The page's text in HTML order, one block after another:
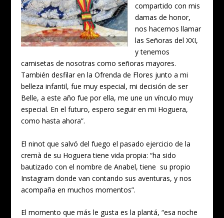
compartido con mis
damas de honor,
nos hacemos llamar
las Señoras del XXI,
y tenemos
camisetas de nosotras como señoras mayores.
También desfilar en la Ofrenda de Flores junto a mi
belleza infantil, fue muy especial, mi decisión de ser
Belle, a este año fue por ella, me une un vínculo muy
especial. En el futuro, espero seguir en mi Hoguera,
como hasta ahora”.
El ninot que salvó del fuego el pasado ejercicio de la
cremà de su Hoguera tiene vida propia: “ha sido
bautizado con el nombre de Anabel, tiene su propio
Instagram donde van contando sus aventuras, y nos
acompaña en muchos momentos”.
El momento que más le gusta es la plantá, “esa noche